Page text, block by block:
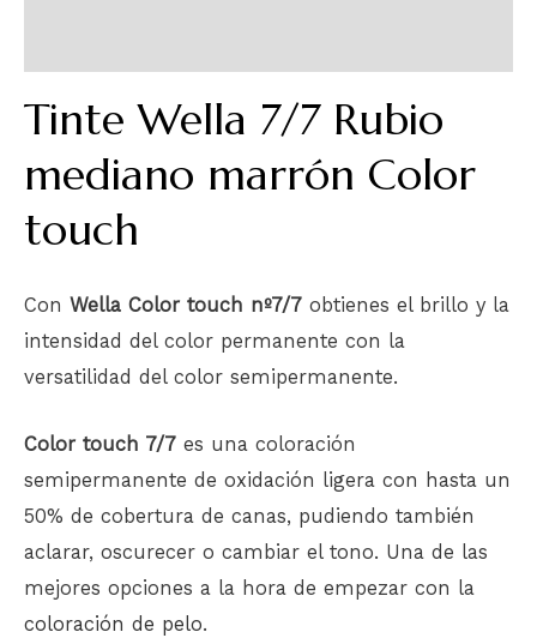
Tinte Wella 7/7 Rubio
mediano marrón Color
touch
Con Wella Color touch nº7/7 obtienes el brillo y la
intensidad del color permanente con la
versatilidad del color semipermanente.
Color touch 7/7 es una coloración
semipermanente de oxidación ligera con hasta un
50% de cobertura de canas, pudiendo también
aclarar, oscurecer o cambiar el tono. Una de las
mejores opciones a la hora de empezar con la
coloración de pelo.